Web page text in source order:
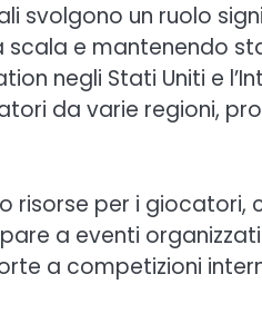
svolgono un ruolo
scala e mantenendo
negli Stati Uniti e
da varie regioni,
risorse per i giocatori,
a eventi
a competizioni